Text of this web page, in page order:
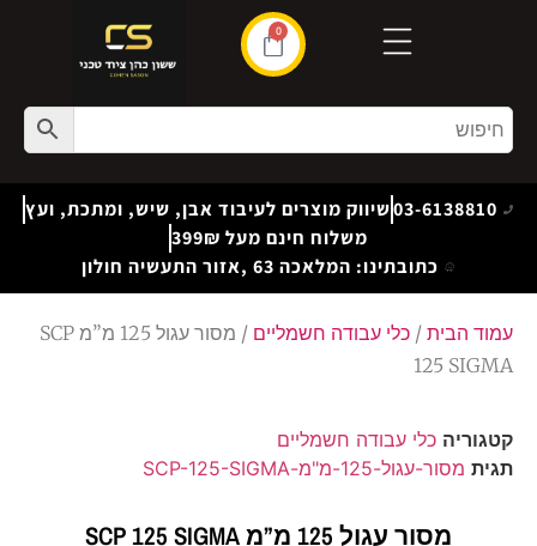
0
03-6138810שיווק מוצרים לעיבוד אבן, שיש, ומתכת, ועץ
משלוח חינם מעל 399₪
כתובתינו: המלאכה 63 ,אזור התעשיה חולון
עמוד הבית / כלי עבודה חשמליים
/ מסור עגול 125 מ”מ SCP
125 SIGMA
קטגוריה כלי עבודה חשמליים
תגית מסור-עגול-125-מ"מ-SCP-125-SIGMA
מסור עגול 125 מ”מ SCP 125 SIGMA